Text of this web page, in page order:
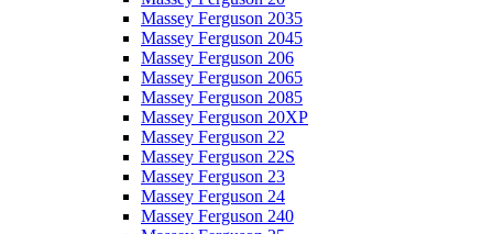
Massey Ferguson 2035
Massey Ferguson 2045
Massey Ferguson 206
Massey Ferguson 2065
Massey Ferguson 2085
Massey Ferguson 20XP
Massey Ferguson 22
Massey Ferguson 22S
Massey Ferguson 23
Massey Ferguson 24
Massey Ferguson 240